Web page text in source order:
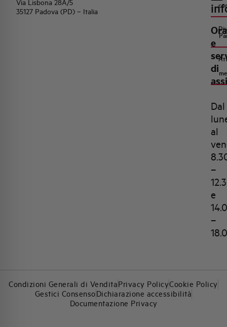
Via Lisbona 28A/5
35127 Padova (PD) – Italia
e
di
Dal
al
–
e
–
Condizioni Generali di VenditaPrivacy PolicyCookie Policy
Gestici ConsensoDichiarazione accessibilità
Documentazione Privacy